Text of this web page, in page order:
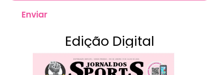
Enviar
Edição Digital